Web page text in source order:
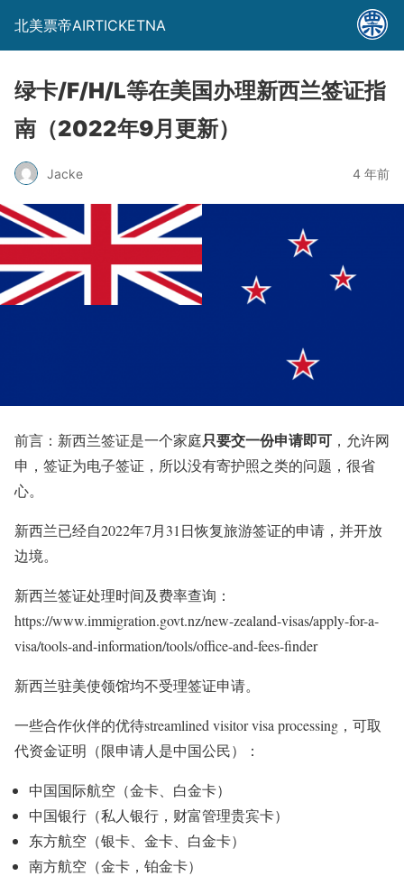
北美票帝AIRTICKETNA
绿卡/F/H/L等在美国办理新西兰签证指
南（2022年9月更新）
Jacke 4 年前
前言：新西兰签证是一个家庭只要交一份申请即可 ，允许网
申，签证为电子签证，所以没有寄护照之类的问题，很省
心。
新西兰已经自2022年7月31日恢复旅游签证的申请，并开放
边境。
新西兰签证处理时间及费率查询：
https://www.immigration.govt.nz/new-zealand-visas/apply-for-a-
visa/tools-and-information/tools/office-and-fees-finder
新西兰驻美使领馆均不受理签证申请。
一些合作伙伴的优待streamlined visitor visa processing，可取
代资金证明 （限申请人是中国公民）：
中国国际航空（金卡、白金卡）
中国银行（私人银行，财富管理贵宾卡）
东方航空（银卡、金卡、白金卡）
南方航空（金卡，铂金卡）